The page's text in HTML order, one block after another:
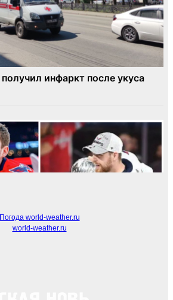
Погода world-weather.ru
world-weather.ru